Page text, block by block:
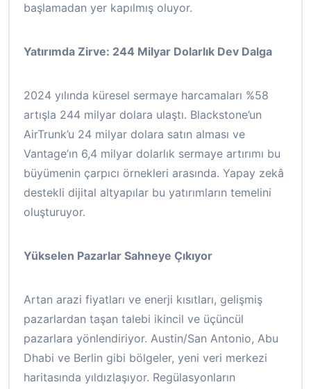
başlamadan yer kapılmış oluyor.
Yatırımda Zirve: 244 Milyar Dolarlık Dev Dalga
2024 yılında küresel sermaye harcamaları %58
artışla 244 milyar dolara ulaştı. Blackstone’un
AirTrunk’u 24 milyar dolara satın alması ve
Vantage’ın 6,4 milyar dolarlık sermaye artırımı bu
büyümenin çarpıcı örnekleri arasında. Yapay zekâ
destekli dijital altyapılar bu yatırımların temelini
oluşturuyor.
Yükselen Pazarlar Sahneye Çıkıyor
Artan arazi fiyatları ve enerji kısıtları, gelişmiş
pazarlardan taşan talebi ikincil ve üçüncül
pazarlara yönlendiriyor. Austin/San Antonio, Abu
Dhabi ve Berlin gibi bölgeler, yeni veri merkezi
haritasında yıldızlaşıyor. Regülasyonların